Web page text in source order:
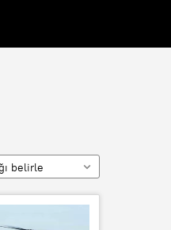
belirle